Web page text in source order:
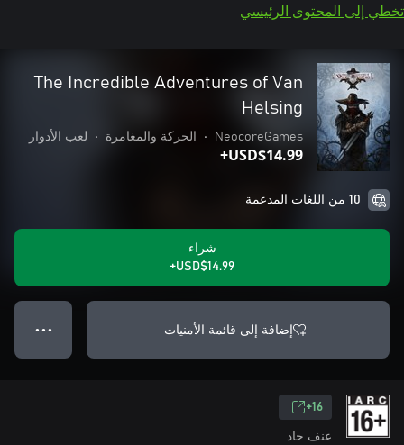
تخطي إلى المحتوى الرئيسي
The Incredible Adventures of Van
Helsing
NeocoreGames
• الحركة والمغامرة • لعب الأدوار
USD$14.99+
10 من اللغات المدعمة
شراء
USD$14.99+
إضافة إلى قائمة الأمنيات ● ● ●
16+
عنف حاد